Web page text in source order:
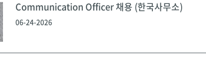
Communication Officer 채용 (한국사무소)
06-24-2026